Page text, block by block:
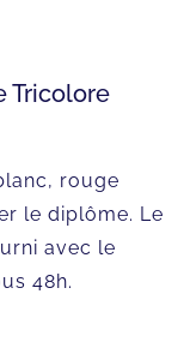
Tricolore
rouge
le diplôme. Le
avec le
48h.